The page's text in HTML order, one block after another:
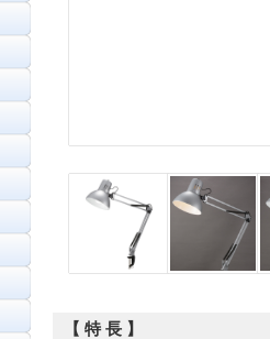
【 特 長 】